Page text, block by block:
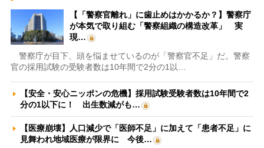
【「警察官離れ」に歯止めはかかるか？】警察庁
が本気で取り組む「警察組織の構造改革」 実
現…
警察庁が目下、頭を悩ませているのが「警察官不足」だ。警察
官の採用試験の受験者数は10年間で2分の1以…
【安全・安心ニッポンの危機】採用試験受験者数は10年間で2
分の1以下に！ 出生数減がも…
【医療崩壊】人口減少で「医師不足」に加えて「患者不足」に
見舞われ地域医療が限界に 今後…